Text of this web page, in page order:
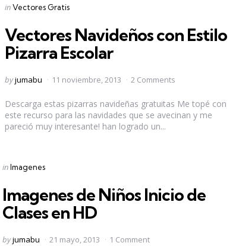
Categories
Posted
inVectores Gratis
Vectores Navideños con Estilo
Pizarra Escolar
Posted
byjumabu 11 noviembre, 2013 2 Comments
Descarga estas pizarras navideñas gratuitas Me topé con
este recurso para las navidades que se avecinan y me
pareció muy interesante! han logrado un...
Categories
Posted
in Imagenes
Imagenes de Niños Inicio de
Clases en HD
Posted
byjumabu 21 mayo, 2013 1 Comment